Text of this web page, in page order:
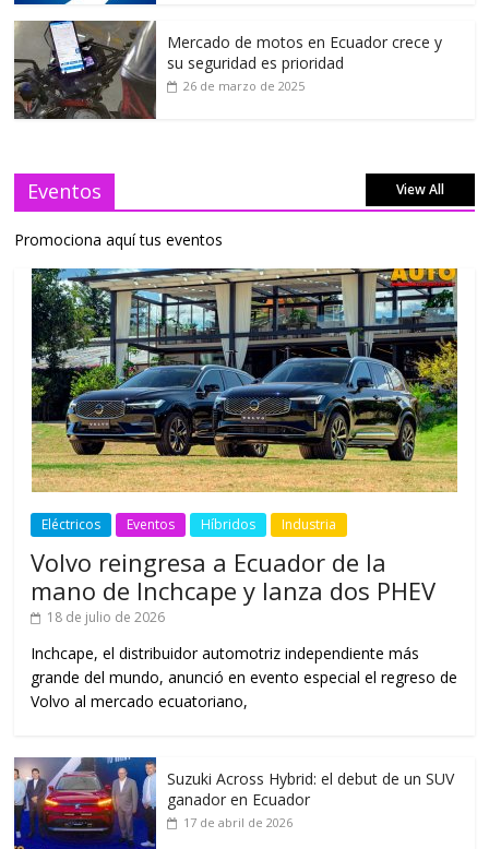
Mercado de motos en Ecuador crece y
su seguridad es prioridad
26 de marzo de 2025
Eventos View All
Promociona aquí tus eventos
Eléctricos Eventos Híbridos Industria
Volvo reingresa a Ecuador de la
mano de Inchcape y lanza dos PHEV
18 de julio de 2026
Inchcape, el distribuidor automotriz independiente más
grande del mundo, anunció en evento especial el regreso de
Volvo al mercado ecuatoriano,
Suzuki Across Hybrid: el debut de un SUV
ganador en Ecuador
17 de abril de 2026